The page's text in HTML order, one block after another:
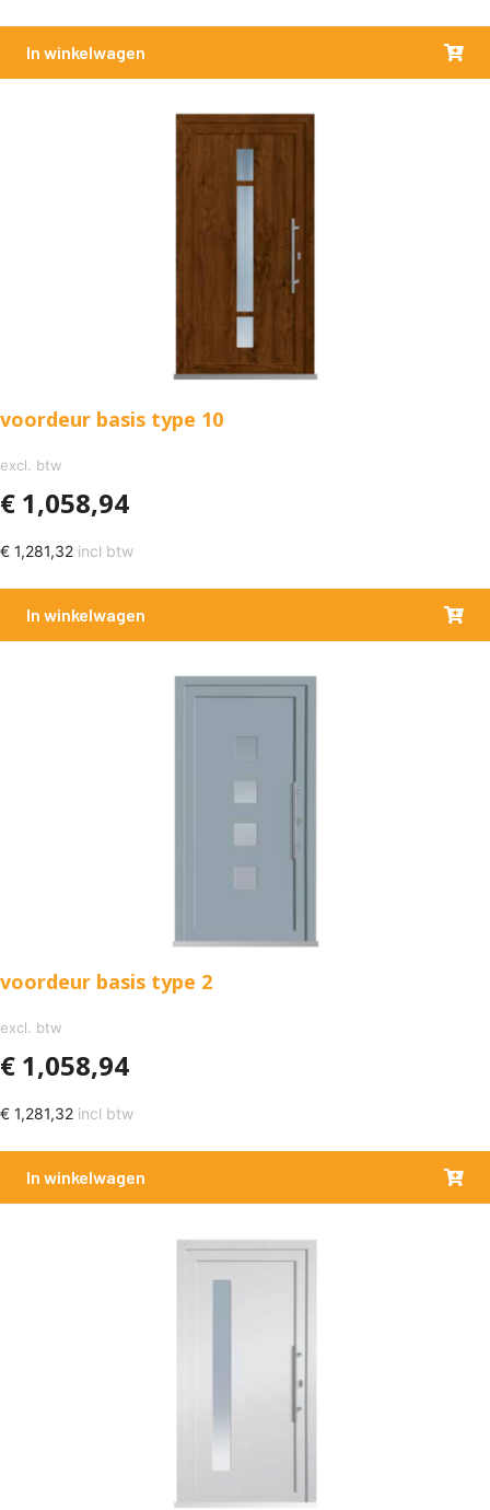
In winkelwagen
voordeur basis type 10
excl. btw
€ 1,058,94
€ 1,281,32 incl btw
In winkelwagen
voordeur basis type 2
excl. btw
€ 1,058,94
€ 1,281,32 incl btw
In winkelwagen